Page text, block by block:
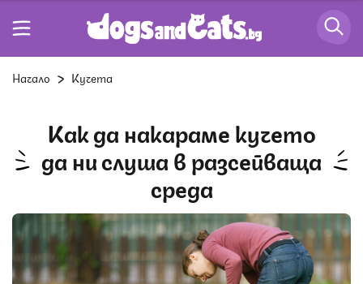
Начало Кучета
Как да накараме кучето
да ни слуша в разсейваща
среда